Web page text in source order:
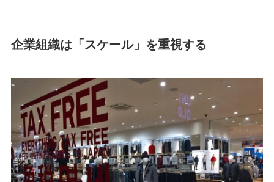
企業組織は「スケール」を重視する